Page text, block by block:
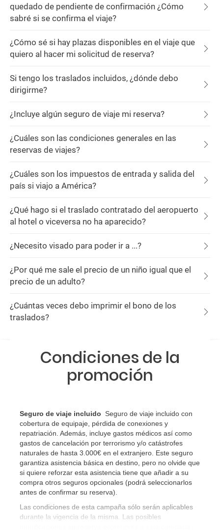
quedado de pendiente de confirmación ¿Cómo
sabré si se confirma el viaje?
¿Cómo sé si hay plazas disponibles en el viaje que
quiero al hacer mi solicitud de reserva?
Si tengo los traslados incluidos, ¿dónde debo
dirigirme?
¿Incluye algún seguro de viaje mi reserva?
¿Cuáles son las condiciones generales en las
reservas de viajes?
¿Cuáles son los impuestos de entrada y salida del
país si viajo a América?
¿Qué hago si el traslado contratado del aeropuerto
al hotel o viceversa no ha aparecido?
¿Necesito visado para poder ir a ...?
¿Por qué me sale el precio de un niño igual que el
precio de un adulto?
¿Cuántas veces debo imprimir el bono de los
traslados?
Condiciones de la
promoción
Seguro de viaje incluido
Seguro de viaje incluido con
cobertura de equipaje, pérdida de conexiones y
repatriación. Además, incluye gastos médicos así como
gastos de cancelación por terrorismo y/o catástrofes
naturales de hasta 3.000€ en el extranjero. Este seguro
garantiza asistencia básica en destino, pero no olvide que
si quiere reforzar esta asistencia tiene que añadir a su
compra otros seguros opcionales (podrá seleccionarlos
antes de confirmar su reserva)
Las condiciones de esta campaña sólo serán aplicables
durante la vigencia de la misma. Las posibles